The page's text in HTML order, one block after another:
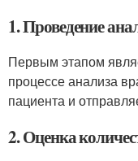
1. Проведение
Первым этапом
процессе анализа
пациента и
2. Оценка